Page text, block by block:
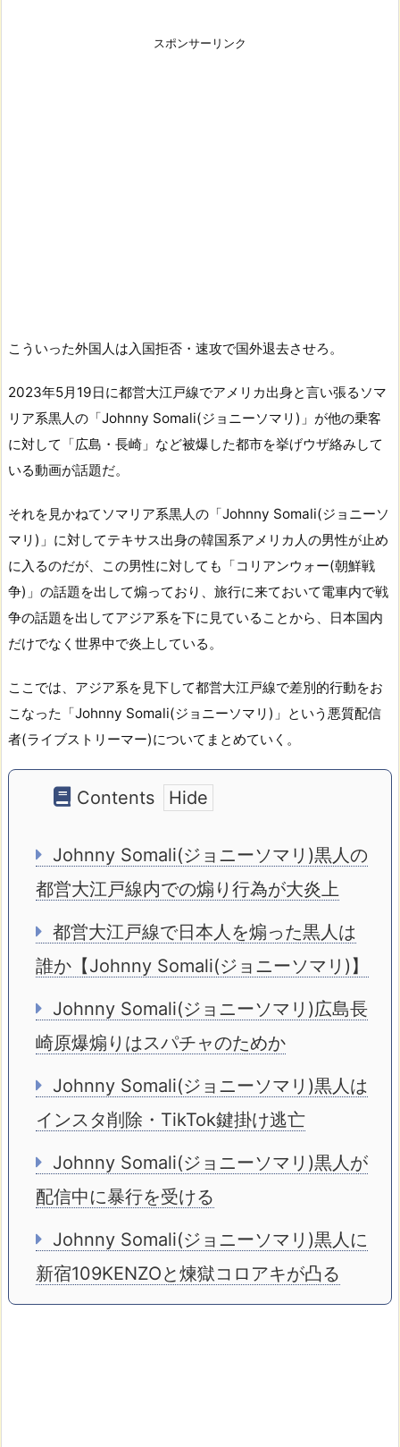
スポンサーリンク
こういった外国人は入国拒否・速攻で国外退去させろ。
2023年5月19日に都営大江戸線でアメリカ出身と言い張るソマ
リア系黒人の「Johnny Somali(ジョニーソマリ)」が他の乗客
に対して「広島・長崎」など被爆した都市を挙げウザ絡みして
いる動画が話題だ。
それを見かねてソマリア系黒人の「Johnny Somali(ジョニーソ
マリ)」に対してテキサス出身の韓国系アメリカ人の男性が止め
に入るのだが、この男性に対しても「コリアンウォー(朝鮮戦
争)」の話題を出して煽っており、旅行に来ておいて電車内で戦
争の話題を出してアジア系を下に見ていることから、日本国内
だけでなく世界中で炎上している。
ここでは、アジア系を見下して都営大江戸線で差別的行動をお
こなった「Johnny Somali(ジョニーソマリ)」という悪質配信
者(ライブストリーマー)についてまとめていく。
Contents
Johnny Somali(ジョニーソマリ)黒人の
都営大江戸線内での煽り行為が大炎上
都営大江戸線で日本人を煽った黒人は
誰か【Johnny Somali(ジョニーソマリ)】
Johnny Somali(ジョニーソマリ)広島長
崎原爆煽りはスパチャのためか
Johnny Somali(ジョニーソマリ)黒人は
インスタ削除・TikTok鍵掛け逃亡
Johnny Somali(ジョニーソマリ)黒人が
配信中に暴行を受ける
Johnny Somali(ジョニーソマリ)黒人に
新宿109KENZOと煉獄コロアキが凸る